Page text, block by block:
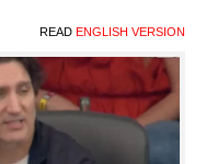
READ ENGLISH VERSION